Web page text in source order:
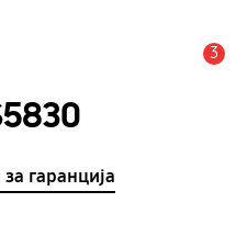
3
гаранција